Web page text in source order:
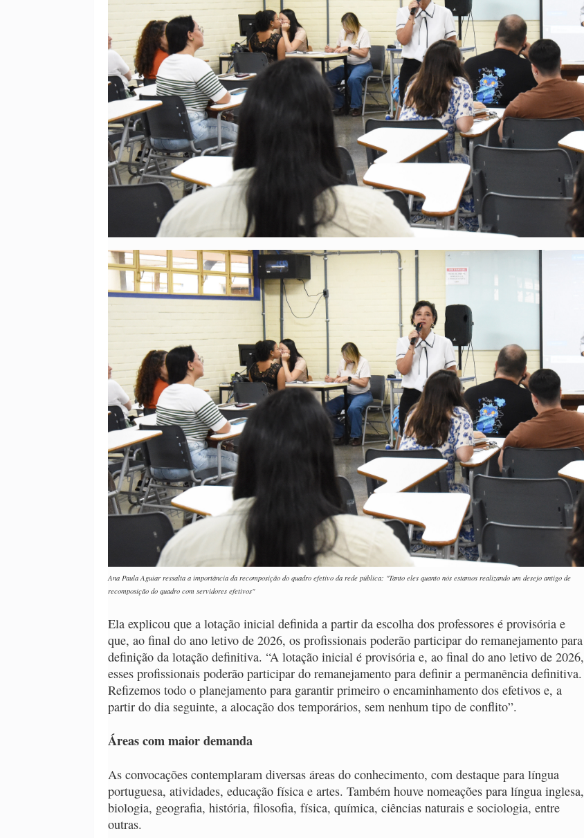
Ana Paula Aguiar ressalta a importância da recomposição do quadro efetivo da rede pública: "Tanto eles quanto nós estamos realizando um desejo antigo de
recomposição do quadro com servidores efetivos"
Ela explicou que a lotação inicial definida a partir da escolha dos professores é provisória e
que, ao final do ano letivo de 2026, os profissionais poderão participar do remanejamento para
definição da lotação definitiva. “A lotação inicial é provisória e, ao final do ano letivo de 2026,
esses profissionais poderão participar do remanejamento para definir a permanência definitiva.
Refizemos todo o planejamento para garantir primeiro o encaminhamento dos efetivos e, a
partir do dia seguinte, a alocação dos temporários, sem nenhum tipo de conflito”.
Áreas com maior demanda
As convocações contemplaram diversas áreas do conhecimento, com destaque para língua
portuguesa, atividades, educação física e artes. Também houve nomeações para língua inglesa,
biologia, geografia, história, filosofia, física, química, ciências naturais e sociologia, entre
outras.